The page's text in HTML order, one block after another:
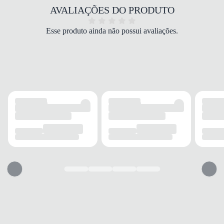
CANO
Curto
ALTURA
Baixo
28 cm
SALTO
AVALIAÇÕES DO PRODUTO
Esse produto ainda não possui avaliações.